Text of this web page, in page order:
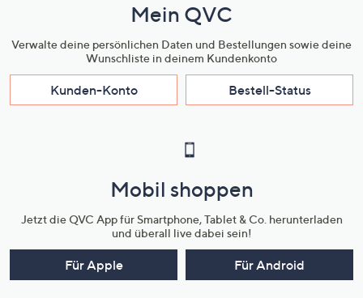
Mein QVC
Verwalte deine persönlichen Daten und Bestellungen sowie deine
Wunschliste in deinem Kundenkonto
Kunden-Konto Bestell-Status
Mobil shoppen
Jetzt die QVC App für Smartphone, Tablet & Co. herunterladen
und überall live dabei sein!
Für Apple Für Android